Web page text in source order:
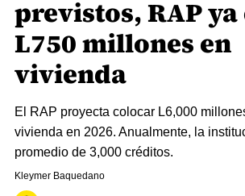
previstos, RAP
L750 millones en
vivienda
El RAP proyecta colocar L6,000
vivienda en 2026. Anualmente, la
promedio de 3,000 créditos.
Kleymer Baquedano